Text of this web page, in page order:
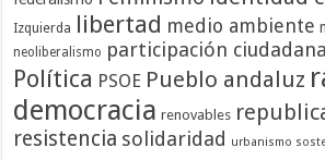
Izquierda libertad medio ambiente
neoliberalismo participación ciudadana
Política PSOE Pueblo andaluz
democracia renovables
resistencia solidaridad urbanismo